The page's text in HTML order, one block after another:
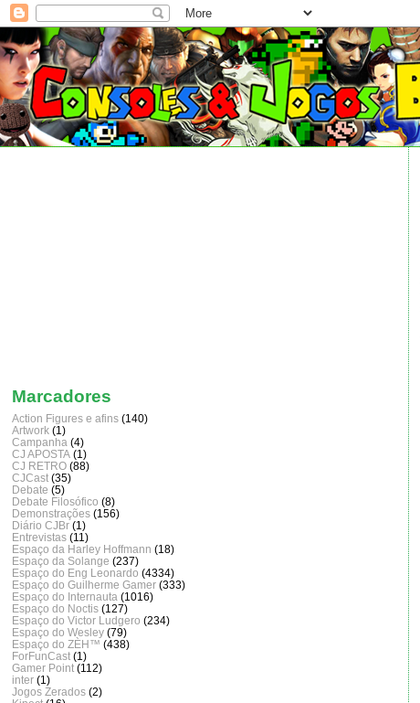
Marcadores
Action Figures e afins (140)
Artwork (1)
Campanha (4)
CJ APOSTA (1)
CJ RETRO (88)
CJCast (35)
Debate (5)
Debate Filosófico (8)
Demonstrações (156)
Diário CJBr (1)
Entrevistas (11)
Espaço da Harley Hoffmann (18)
Espaço da Solange (237)
Espaço do Eng Leonardo (4334)
Espaço do Guilherme Gamer (333)
Espaço do Internauta (1016)
Espaço do Noctis (127)
Espaço do Victor Ludgero (234)
Espaço do Wesley (79)
Espaço do ZÈH™ (438)
ForFunCast (1)
Gamer Point (112)
inter (1)
Jogos Zerados (2)